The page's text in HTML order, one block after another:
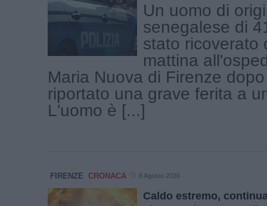
Un uomo di
senegalese di
stato ricoverato
mattina
Maria Nuova di Firenze
riportato una grave ferita a
L'uomo è [...]
FIRENZE CRONACA 8 Agosto 2026
Caldo estremo,